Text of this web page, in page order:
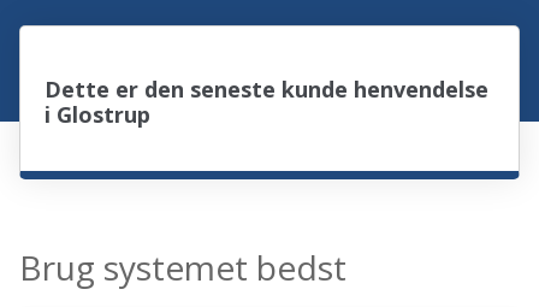
Dette er den seneste kunde henvendelse
i Glostrup
Brug systemet bedst